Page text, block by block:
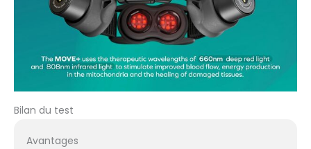
Bilan du test
Avantages